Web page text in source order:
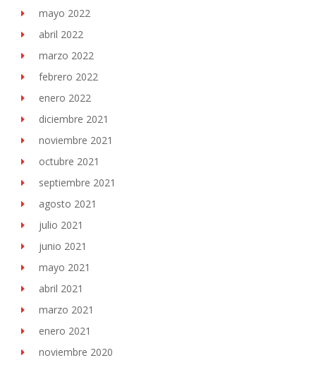
mayo 2022
abril 2022
marzo 2022
febrero 2022
enero 2022
diciembre 2021
noviembre 2021
octubre 2021
septiembre 2021
agosto 2021
julio 2021
junio 2021
mayo 2021
abril 2021
marzo 2021
enero 2021
noviembre 2020